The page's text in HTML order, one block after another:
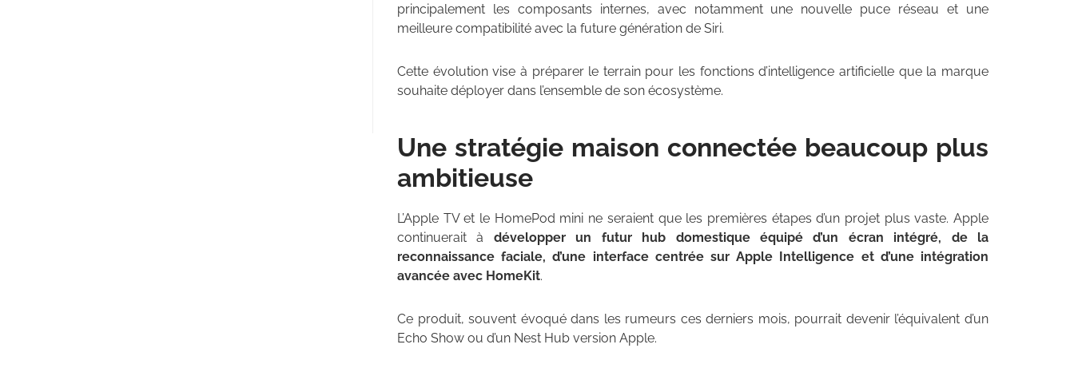
principalement les composants internes, avec notamment une nouvelle puce réseau et une
meilleure compatibilité avec la future génération de Siri.
Cette évolution vise à préparer le terrain pour les fonctions d’intelligence artificielle que la marque
souhaite déployer dans l’ensemble de son écosystème.
Une stratégie maison connectée beaucoup plus
ambitieuse
L’Apple TV et le HomePod mini ne seraient que les premières étapes d’un projet plus vaste. Apple
continuerait à développer un futur hub domestique équipé d’un écran intégré, de la
reconnaissance faciale, d’une interface centrée sur Apple Intelligence et d’une intégration
avancée avec HomeKit.
Ce produit, souvent évoqué dans les rumeurs ces derniers mois, pourrait devenir l’équivalent d’un
Echo Show ou d’un Nest Hub version Apple.